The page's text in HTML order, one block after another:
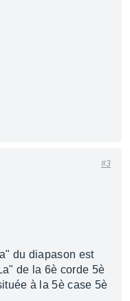
#3
du diapason est
de la 6è corde 5è
à la 5è case 5è